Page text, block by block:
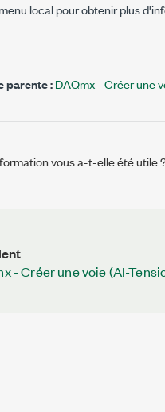
local pour obtenir plus
parente :DAQmx - Créer une
vous a-t-elle été utile
- Créer une voie (AI-